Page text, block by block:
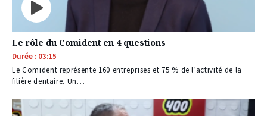
Le rôle du Comident en 4 questions
Durée : 03:15
Le Comident représente 160 entreprises et 75 % de l’activité de la
filière dentaire. Un…